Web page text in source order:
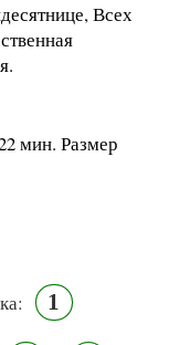
Всех
мин. Размер
1